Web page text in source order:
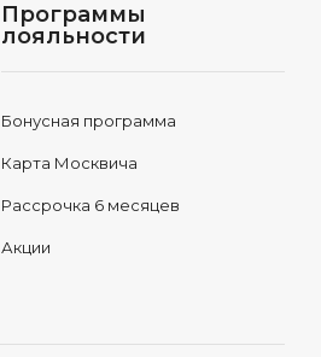
Программы
лояльности
Бонусная программа
Карта Москвича
Рассрочка 6 месяцев
Акции